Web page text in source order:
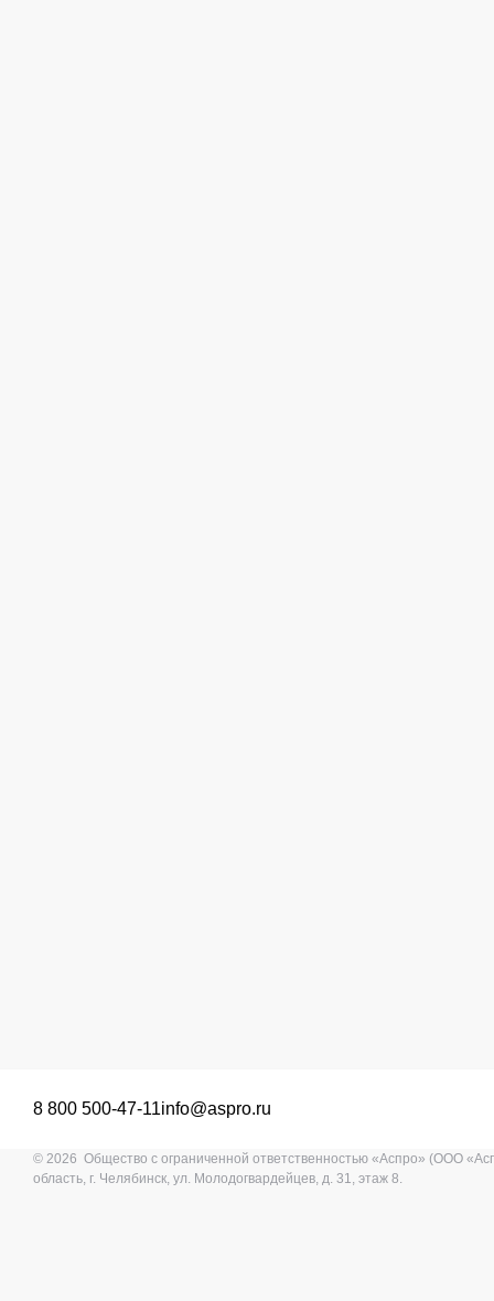
8 800 500-47-11info@aspro.ru
© 2026 Общество с ограниченной ответственностью «Аспро» (ООО
область, г. Челябинск, ул. Молодогвардейцев, д. 31, этаж 8.